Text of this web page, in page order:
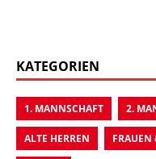
KATEGORIEN
1. MANNSCHAFT 2.
ALTE HERREN FRAUEN